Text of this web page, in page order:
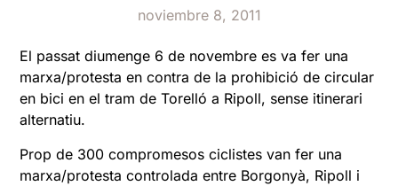
noviembre 8, 2011
El passat diumenge 6 de novembre es va fer una
marxa/protesta en contra de la prohibició de circular
en bici en el tram de Torelló a Ripoll, sense itinerari
alternatiu.
Prop de 300 compromesos ciclistes van fer una
marxa/protesta controlada entre Borgonyà, Ripoll i